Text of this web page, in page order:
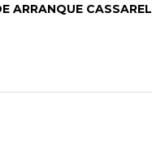
ARRANQUE